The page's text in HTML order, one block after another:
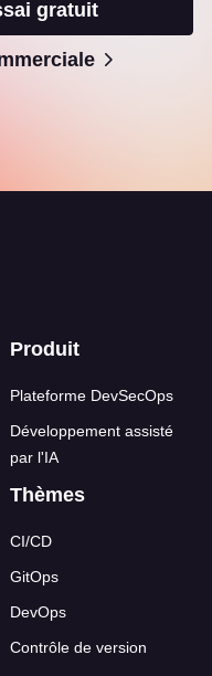
gratuit
Produit
Plateforme DevSecOps
Développement assisté
par l'IA
Thèmes
CI/CD
GitOps
DevOps
Contrôle de version